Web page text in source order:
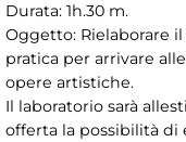
Durata: 1h.30 m.
Oggetto: Rielaborare
pratica per arrivare
opere artistiche.
Il laboratorio sarà
offerta la possibilità di